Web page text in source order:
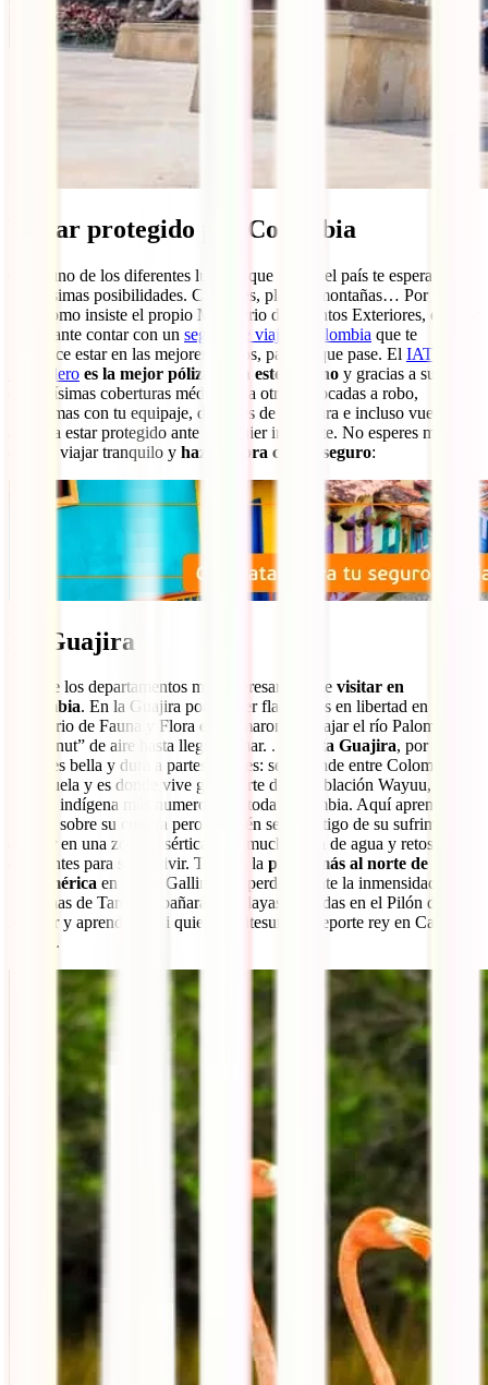
Viajar protegido por Colombia
Cada uno de los diferentes lugares que ver en el país te espera con
muchísimas posibilidades. Ciudades, playas, montañas… Por ello, y
tal y como insiste el propio Ministerio de Asuntos Exteriores, es muy
importante contar con un seguro de viaje a Colombia que te
garantice estar en las mejores manos, pase lo que pase. El IATI
Mochilero es la mejor póliza para este destino y gracias a sus
elevadísimas coberturas médicas y a otras enfocadas a robo,
problemas con tu equipaje, deportes de aventura e incluso vuelos, te
asegura estar protegido ante cualquier incidente. No esperes más,
escoge viajar tranquilo y hazte ahora con tu seguro:
La Guajira
Uno de los departamentos más interesantes que visitar en
Colombia. En la Guajira podrás ver flamencos en libertad en el
Santuario de Fauna y Flora en Camarones o bajar el río Palomino en
un “donut” de aire hasta llegar al mar. . La
Alta Guajira, por otra
parte, es bella y dura a partes iguales: se extiende entre Colombia y
Venezuela y es donde vive gran parte de la población Wayuu, el
pueblo indígena más numeroso de toda Colombia. Aquí aprenderás
mucho sobre su cultura pero también serás testigo de su sufrimiento
al vivir en una zona desértica, con mucha falta de agua y retos
constantes para sobrevivir. Tocarás la punta más al norte de
Sudamérica en Punta Gallinas, te perderás ante la inmensidad de
las dunas de Taroa, te bañarás en playas sagradas en el Pilón de
Azúcar y aprenderás, si quieres, Kitesurf, el deporte rey en Cabo de
la Vela.